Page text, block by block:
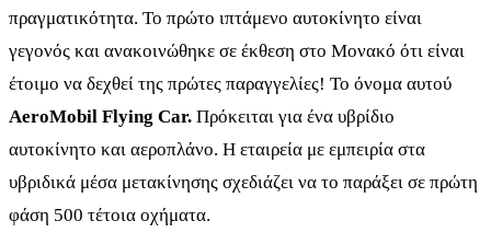
πραγματικότητα. Το πρώτο ιπτάμενο αυτοκίνητο είναι
γεγονός και ανακοινώθηκε σε έκθεση στο Μονακό ότι είναι
έτοιμο να δεχθεί της πρώτες παραγγελίες! Το όνομα αυτού
AeroMobil Flying Car. Πρόκειται για ένα υβρίδιο
αυτοκίνητο και αεροπλάνο. Η εταιρεία με εμπειρία στα
υβριδικά μέσα μετακίνησης σχεδιάζει να το παράξει σε πρώτη
φάση 500 τέτοια οχήματα.